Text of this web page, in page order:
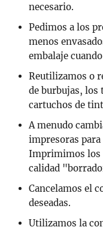
necesario.
Pedimos a los
menos
embalaje
Reutilizamos o
de burbujas, los
cartuchos de
A menudo
impresoras
Imprimimos los
calidad
Cancelamos el
deseadas.
Utilizamos la